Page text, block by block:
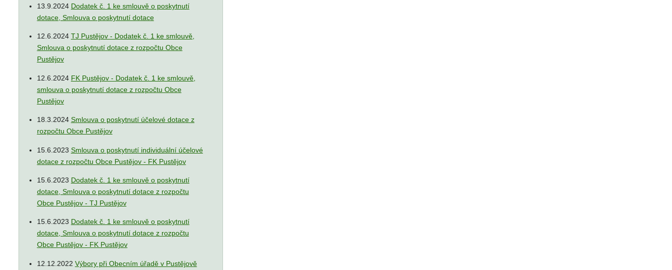
13.9.2024 Dodatek č. 1 ke smlouvě o poskytnutí
dotace, Smlouva o poskytnutí dotace
12.6.2024 TJ Pustějov - Dodatek č. 1 ke smlouvě,
Smlouva o poskytnutí dotace z rozpočtu Obce
Pustějov
12.6.2024 FK Pustějov - Dodatek č. 1 ke smlouvě,
smlouva o poskytnutí dotace z rozpočtu Obce
Pustějov
18.3.2024 Smlouva o poskytnutí účelové dotace z
rozpočtu Obce Pustějov
15.6.2023 Smlouva o poskytnutí individuální účelové
dotace z rozpočtu Obce Pustějov - FK Pustějov
15.6.2023 Dodatek č. 1 ke smlouvě o poskytnutí
dotace, Smlouva o poskytnutí dotace z rozpočtu
Obce Pustějov - TJ Pustějov
15.6.2023 Dodatek č. 1 ke smlouvě o poskytnutí
dotace, Smlouva o poskytnutí dotace z rozpočtu
Obce Pustějov - FK Pustějov
12.12.2022 Výbory při Obecním úřadě v Pustějově